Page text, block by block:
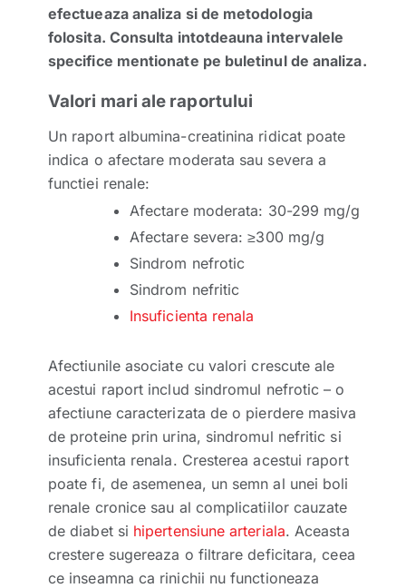
efectueaza analiza si de metodologia
folosita. Consulta intotdeauna intervalele
specifice mentionate pe buletinul de analiza.
Valori mari ale raportului
Un raport albumina-creatinina ridicat poate
indica o afectare moderata sau severa a
functiei renale:
Afectare moderata: 30-299 mg/g
Afectare severa: ≥300 mg/g
Sindrom nefrotic
Sindrom nefritic
Insuficienta renala
Afectiunile asociate cu valori crescute ale
acestui raport includ sindromul nefrotic – o
afectiune caracterizata de o pierdere masiva
de proteine prin urina, sindromul nefritic si
insuficienta renala. Cresterea acestui raport
poate fi, de asemenea, un semn al unei boli
renale cronice sau al complicatiilor cauzate
de diabet si hipertensiune arteriala. Aceasta
crestere sugereaza o filtrare deficitara, ceea
ce inseamna ca rinichii nu functioneaza